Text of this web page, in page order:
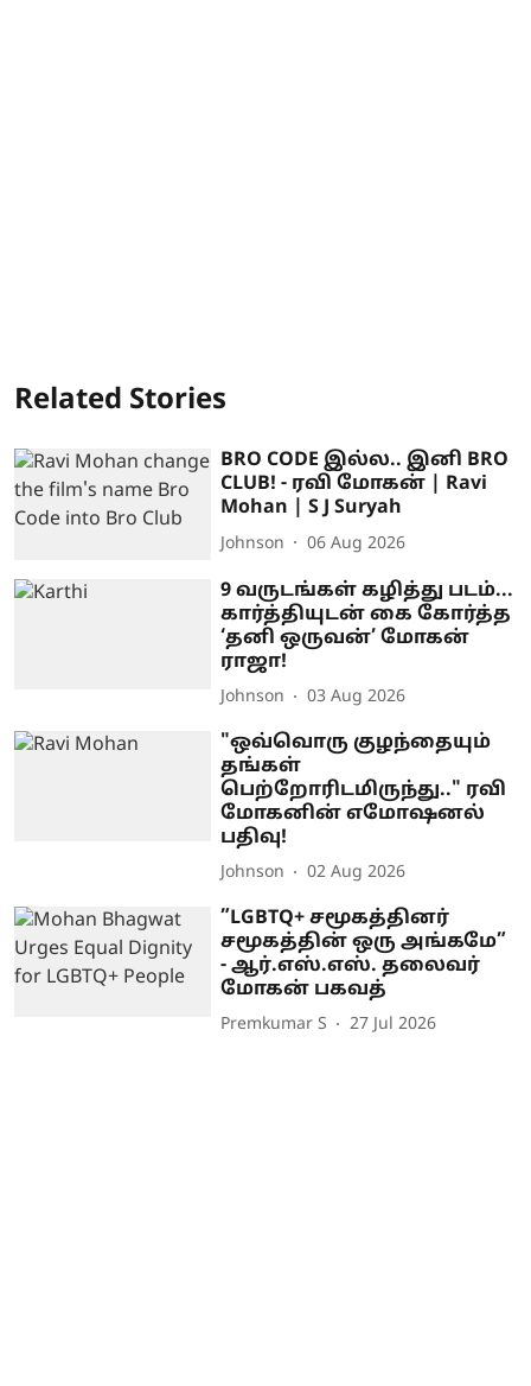
Related Stories
BRO CODE இல்ல.. இனி BRO
CLUB! - ரவி மோகன் | Ravi
Mohan | S J Suryah
Johnson 06 Aug 2026
9 வருடங்கள் கழித்து படம்...
கார்த்தியுடன் கை கோர்த்த
‘தனி ஒருவன்’ மோகன்
ராஜா!
Johnson 03 Aug 2026
"ஒவ்வொரு குழந்தையும்
தங்கள்
பெற்றோரிடமிருந்து.." ரவி
மோகனின் எமோஷனல்
பதிவு!
Johnson 02 Aug 2026
”LGBTQ+ சமூகத்தினர்
சமூகத்தின் ஒரு அங்கமே”
- ஆர்.எஸ்.எஸ். தலைவர்
மோகன் பகவத்
Premkumar S 27 Jul 2026